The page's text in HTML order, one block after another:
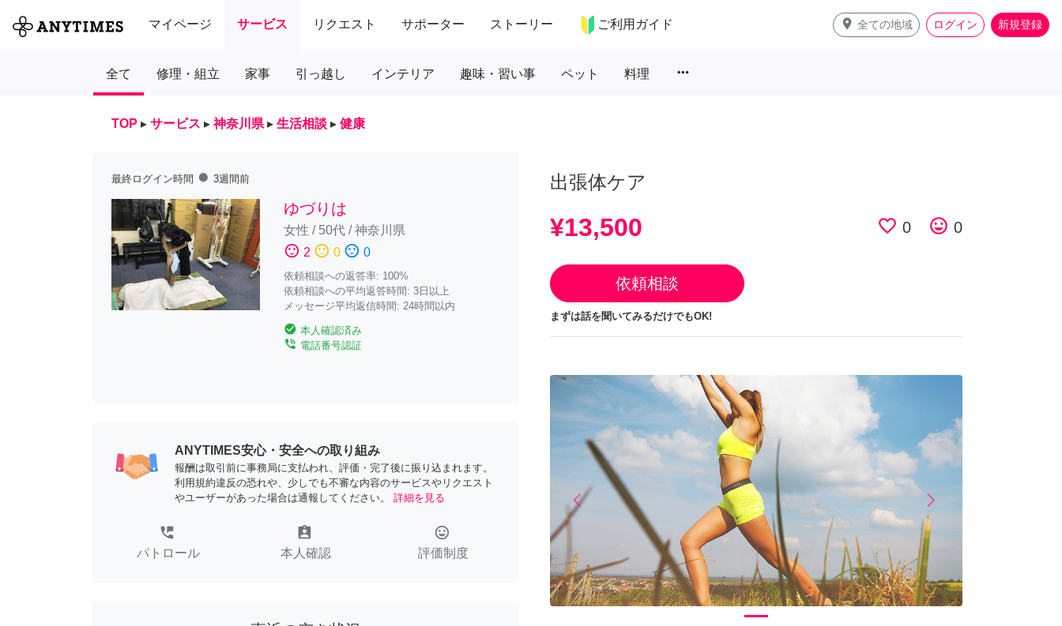
マイページ サービス リクエスト サポーター ストーリー ご利用ガイド place 全ての地域 ログイン 新規登録
全て 修理・組立 家事 引っ越し インテリア 趣味・習い事 ペット 料理 more_horiz
TOP ▸ サービス ▸ 神奈川県 ▸ 生活相談 ▸ 健康
最終ログイン時間 fiber_manual_record 3週間前
ゆづりは
女性 / 50代/神奈川県
sentiment_satisfied 2 sentiment_neutral 0 sentiment_dissatisfied 0
依頼相談への返答率: 100%
依頼相談への平均返答時間: 3日以上
メッセージ平均返信時間: 24時間以内
check_circle 本人確認済み
phone_in_talk 電話番号認証
ANYTIMES安心・安全への取り組み
報酬は取引前に事務局に支払われ、評価・完了後に振り込まれます。
利用規約違反の恐れや、少しでも不審な内容のサービスやリクエスト
やユーザーがあった場合は通報してください。
詳細を見る
perm_phone_msg
パトロール
assignment_ind
本人確認
tag_faces
評価制度
出張体ケア
¥13,500 favorite_border 0 tag_faces 0
依頼相談
まずは話を聞いてみるだけでもOK!
arrow_back_iosPrevious arrow_forward_iosNext